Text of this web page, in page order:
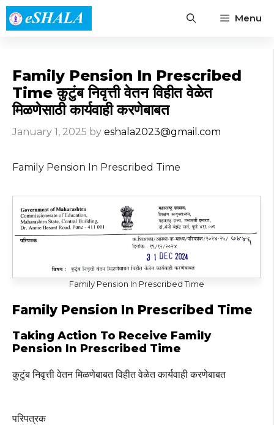
Skip
to
Menu
Family Pension In Prescribed
Time कुटुंब निवृत्ती वेतन विहीत वेळेत
मिळणेसाठी कार्यवाही करणेबाबत
January 1, 2025 by eshala2023@gmail.com
Family Pension In Prescribed Time
Family Pension In Prescribed Time
Family Pension In Prescribed Time
Taking Action To Receive Family
Pension In Prescribed Time
कुटुंब निवृत्ती वेतन मिळणेबाबत विहीत वेळेत कार्यवाही करणेबाबत
परिपत्रक